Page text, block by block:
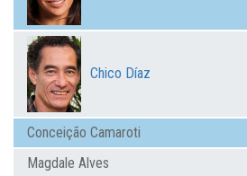
Chico Díaz
Conceição Camaroti
Magdale Alves